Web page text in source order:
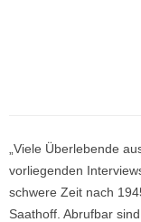
„Viele Überlebende
vorliegenden
schwere Zeit nach
Saathoff. Abrufbar